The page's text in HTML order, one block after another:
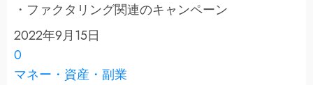
・ファクタリング関連のキャンペーン
2022年9月15日
0
マネー・資産・副業